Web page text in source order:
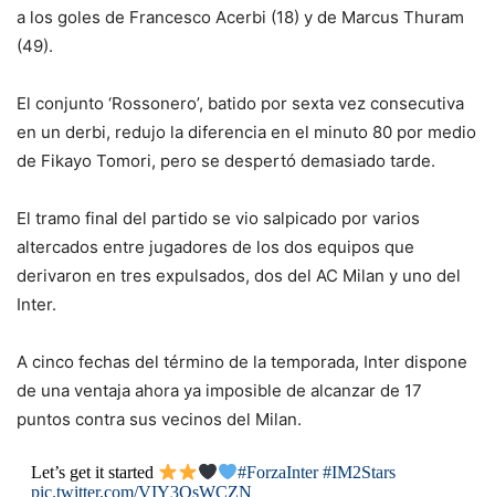
a los goles de Francesco Acerbi (18) y de Marcus Thuram
(49).
El conjunto ‘Rossonero’, batido por sexta vez consecutiva
en un derbi, redujo la diferencia en el minuto 80 por medio
de Fikayo Tomori, pero se despertó demasiado tarde.
El tramo final del partido se vio salpicado por varios
altercados entre jugadores de los dos equipos que
derivaron en tres expulsados, dos del AC Milan y uno del
Inter.
A cinco fechas del término de la temporada, Inter dispone
de una ventaja ahora ya imposible de alcanzar de 17
puntos contra sus vecinos del Milan.
Let’s get it started #ForzaInter #IM2Stars
pic.twitter.com/VIY3QsWCZN